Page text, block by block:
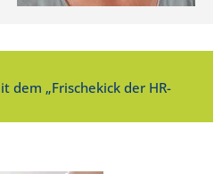
dem „Frischekick der HR-